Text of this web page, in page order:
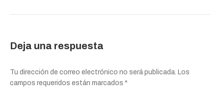
Deja una respuesta
Tu dirección de correo electrónico no será publicada. Los
campos requeridos están marcados *